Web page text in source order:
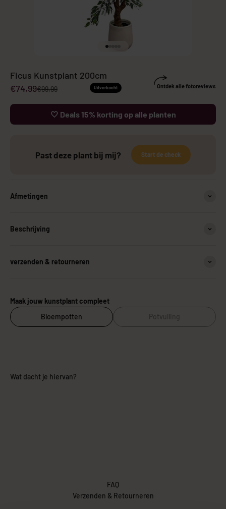
Naar artikel 1
Naar artikel 2
Naar artikel 3
Naar artikel 4
Naar artikel 5
Ficus Kunstplant 200cm
Aanbiedingsprijs
€74,99Normale prijs
€99,99 Uitverkocht Ontdek alle fotoreviews
🤍 Deals 15% korting op alle planten
Past deze plant bij mij? Start de check
Afmetingen
Beschrijving
verzenden & retourneren
Maak jouw kunstplant compleet
Bloempotten
Potvulling
Wat dacht je hiervan?
FAQ
Verzenden & Retourneren